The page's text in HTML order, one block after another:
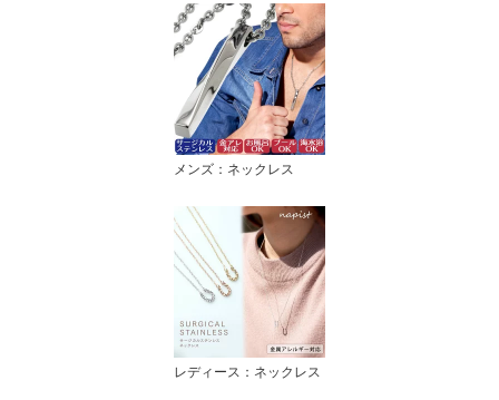
メンズ：ネックレス
レディース：ネックレス